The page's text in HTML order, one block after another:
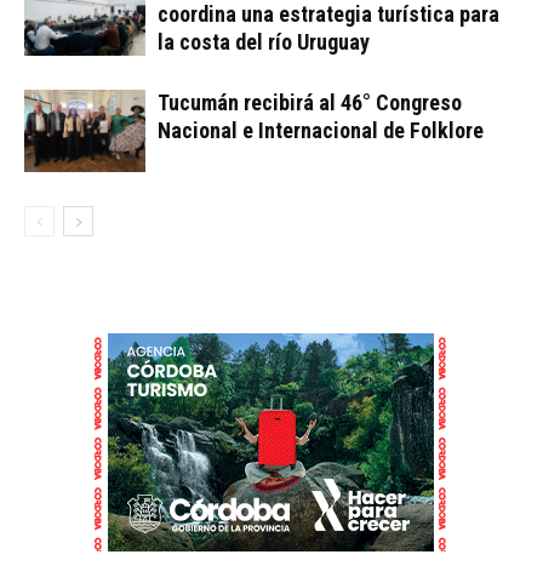
coordina una estrategia turística para
la costa del río Uruguay
Tucumán recibirá al 46° Congreso
Nacional e Internacional de Folklore